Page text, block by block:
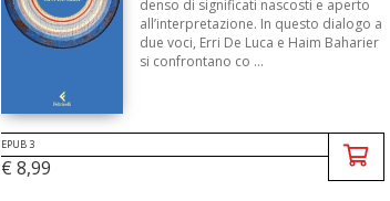
denso di significati nascosti e aperto
all’interpretazione. In questo dialogo a
due voci, Erri De Luca e Haim Baharier
si confrontano co ...
EPUB 3
€ 8,99